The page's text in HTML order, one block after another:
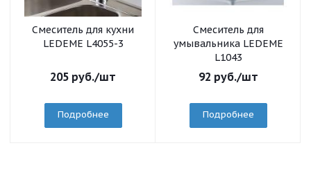
Смеситель для кухни
LEDEME L4055-3
205 руб./шт
Подробнее
Смеситель для
умывальника LEDEME
L1043
92 руб./шт
Подробнее